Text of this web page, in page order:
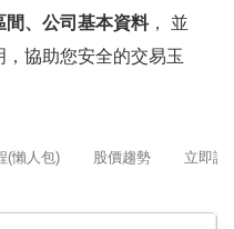
間、公司基本資料， 並
協助您安全的交易玉
(懶人包) 股價趨勢 立即詢